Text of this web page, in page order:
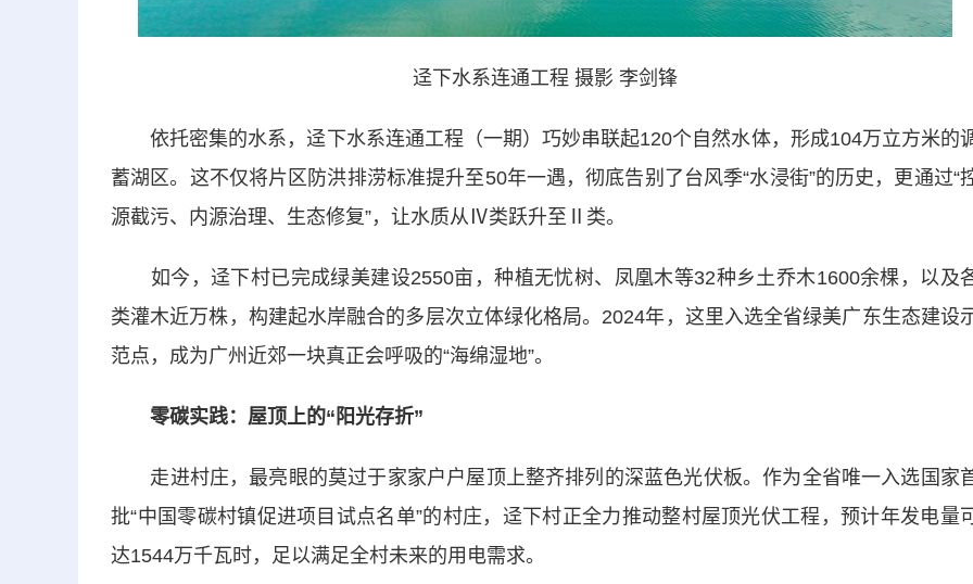
迳下水系连通工程 摄影 李剑锋
依托密集的水系，迳下水系连通工程（一期）巧妙串联起120个自然水体，形成104万立方米的
蓄湖区。这不仅将片区防洪排涝标准提升至50年一遇，彻底告别了台风季“水浸街”的历史，更通过“
源截污、内源治理、生态修复”，让水质从Ⅳ类跃升至Ⅱ类。
如今，迳下村已完成绿美建设2550亩，种植无忧树、凤凰木等32种乡土乔木1600余棵，以及
类灌木近万株，构建起水岸融合的多层次立体绿化格局。2024年，这里入选全省绿美广东生态建设
范点，成为广州近郊一块真正会呼吸的“海绵湿地”。
零碳实践：屋顶上的“阳光存折”
走进村庄，最亮眼的莫过于家家户户屋顶上整齐排列的深蓝色光伏板。作为全省唯一入选国家
批“中国零碳村镇促进项目试点名单”的村庄，迳下村正全力推动整村屋顶光伏工程，预计年发电量
达1544万千瓦时，足以满足全村未来的用电需求。